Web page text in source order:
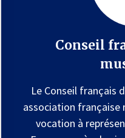
Conseil
Le Conseil français
association française
vocation à